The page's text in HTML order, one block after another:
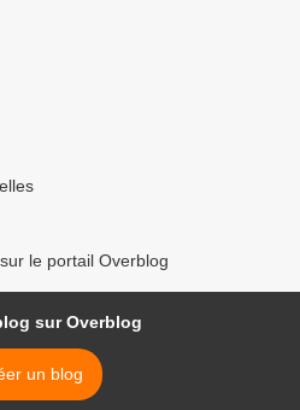
le portail Overblog
sur Overblog
un blog